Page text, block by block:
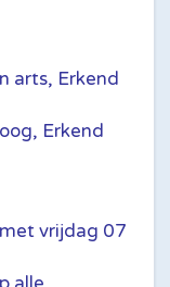
arts, Erkend
Erkend
vrijdag 07